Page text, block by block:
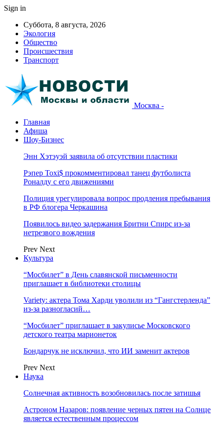
Sign in
Суббота, 8 августа, 2026
Экология
Общество
Происшествия
Транспорт
Москва -
Главная
Афиша
Шоу-Бизнес
Энн Хэтэуэй заявила об отсутствии пластики
Рэпер Toxi$ прокомментировал танец футболиста
Роналду с его движениями
Полиция урегулировала вопрос продления пребывания
в РФ блогера Черкашина
Появилось видео задержания Бритни Спирс из-за
нетрезвого вождения
Prev Next
Культура
“Мосбилет” в День славянской письменности
приглашает в библиотеки столицы
Variety: актера Тома Харди уволили из “Гангстерленда”
из-за разногласий…
“Мосбилет” приглашает в закулисье Московского
детского театра марионеток
Бондарчук не исключил, что ИИ заменит актеров
Prev Next
Наука
Солнечная активность возобновилась после затишья
Астроном Назаров: появление черных пятен на Солнце
является естественным процессом